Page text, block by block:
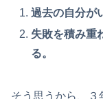
過去の自分が
失敗を積み重
る。
そう思うから、３